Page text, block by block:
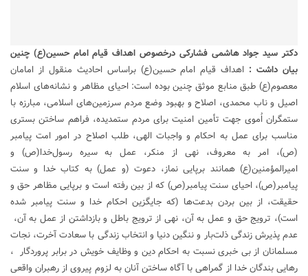
دکتر سید جواد هاشمی فشارکی درخصوص اهداف قیام امام حسین(ع) چنین
بیان داشت : اهداف قیام امام حسین(ع) براساس احادیث منقول از امامان
معصوم(ع) طبق منابع موثق چنین بوده است: احیای مظاهر و نشانه‌های اسلام
اصیل و ناب محمدی، اصلاح و بهبود وضع مردم سرزمین‌های اسلامی، مبارزه با
ستمگران اُموی جهت تأمین امنیت برای مردم ستمدیده، فراهم ساختن بستری
مناسب برای عمل به احکام و واجبات الهی، طلب اصلاح در امور امت پیامبر
(ص)، امر به معروف، نهی از منکر، عمل به سیره رسول‌خدا(ص) و
امیرالمؤمنین(ع) همانند برپایی نماز، دعوت (و عمل) به کتاب خدا و سنت
پیامبر(ص)، احیای سنت پیامبر(ص) که از بین رفته است و برپایی مظاهر حق و
حقیقت، از بین بردن بدعت‌ها (که جایگزین احکام خدا و سنت پیامبر شده
است)، ترویج حق و عمل به آن، نهی از ترویج باطل و بازداشتن از عمل به آن،
عدم پذیرش زندگی ذلت‌بار و ننگین دنیا و انتخاب زندگی با سعادت آخرت، نجات
مسلمانان از بی خبری نسبت به احکام دین و وظایف خویش در برابر پروردگار ،
رهایی بندگان خدا از گمراهی با آگاه ساختن آنان به لزوم پیروی از رهبران واقعی